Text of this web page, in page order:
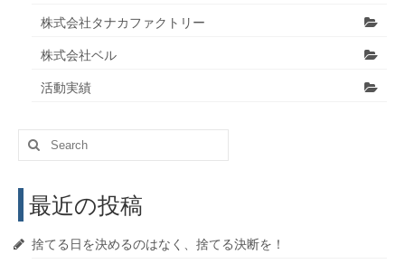
株式会社タナカファクトリー
株式会社ベル
活動実績
Search
for:
最近の投稿
捨てる日を決めるのはなく、捨てる決断を！